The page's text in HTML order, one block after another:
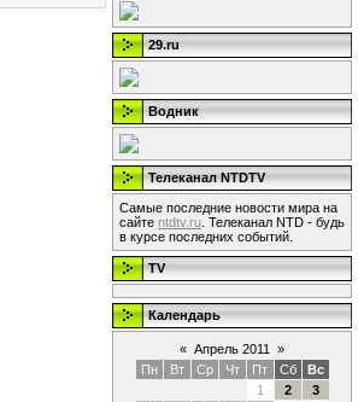
29.ru
Водник
Телеканал NTDTV
Самые последние новости мира на
сайте ntdtv.ru . Телеканал NTD - будь
в курсе последних событий.
TV
Календарь
« Апрель 2011
»
Пн
Вт Ср Чт Пт Сб
Вс
1
2
3